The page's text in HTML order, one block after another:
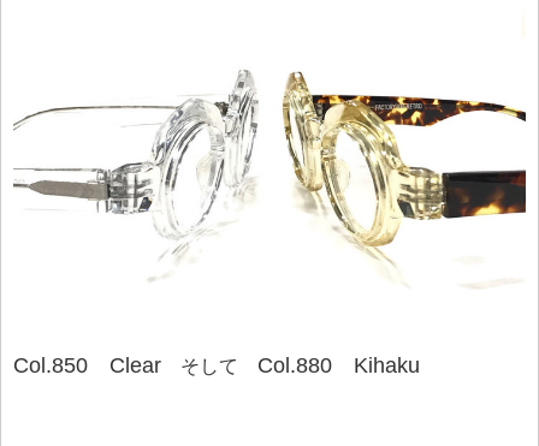
Col.850 Clear そして Col.880 Kihaku